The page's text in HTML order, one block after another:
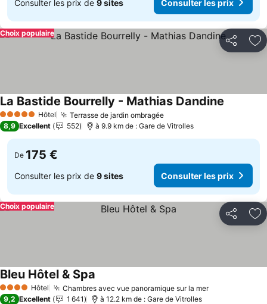
Consulter les prix de 9 sites Consulter les prix
Partager
Choix populaire
5 Étoiles Hôtel Terrasse de jardin ombragéeConsulter les prix
La Bastide Bourrelly - Mathias Dandine
8,9 Excellent 552 à 9.9 km de : Gare de Vitrolles
De 175 €
Consulter les prix de 9 sites Consulter les prix
Partager
Choix populaire
4 Étoiles Hôtel Chambres avec vue panoramique sur la merConsulter
Bleu Hôtel & Spa
9,2 Excellent 1 641 à 12.2 km de : Gare de Vitrolles